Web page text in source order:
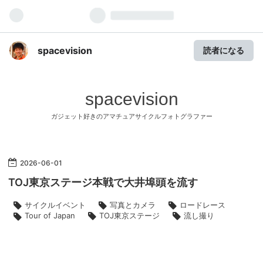
spacevision 読者になる
spacevision
ガジェット好きのアマチュアサイクルフォトグラファー
2026-06-01
TOJ東京ステージ本戦で大井埠頭を流す
サイクルイベント 写真とカメラ
ロードレース
Tour of Japan
TOJ東京ステージ 流し撮り